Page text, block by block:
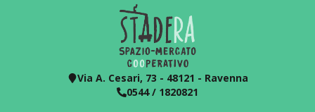
Via A. Cesari, 73 - 48121 - Ravenna
0544 / 1820821